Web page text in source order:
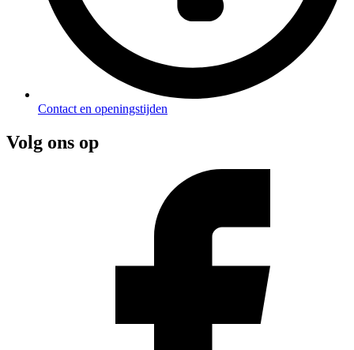
Contact en openingstijden
Volg ons op